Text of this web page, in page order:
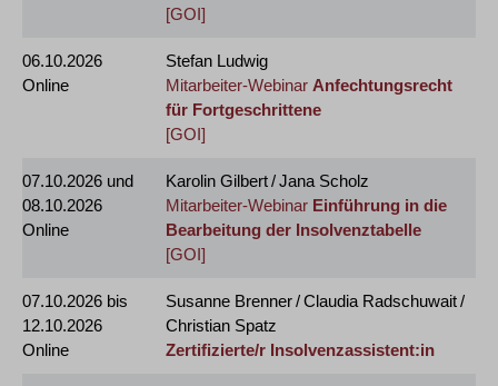
[GOI]
06.10.2026
Online
Stefan Ludwig
Mitarbeiter-Webinar Anfechtungsrecht
für Fortgeschrittene
[GOI]
07.10.2026 und
08.10.2026
Online
Karolin Gilbert / Jana Scholz
Mitarbeiter-Webinar Einführung in die
Bearbeitung der Insolvenztabelle
[GOI]
07.10.2026 bis
12.10.2026
Online
Susanne Brenner / Claudia Radschuwait /
Christian Spatz
Zertifizierte/r Insolvenzassistent:in